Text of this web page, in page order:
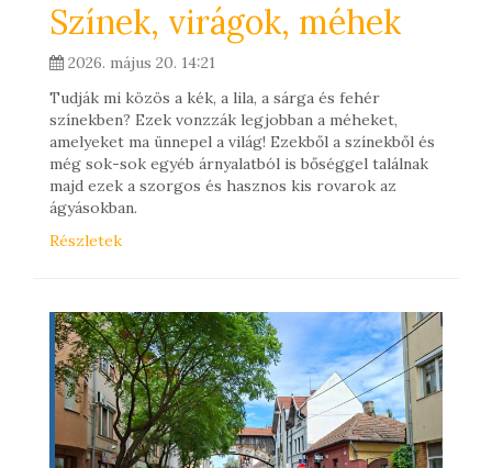
Színek, virágok, méhek
2026. május 20. 14:21
Tudják mi közös a kék, a lila, a sárga és fehér
színekben? Ezek vonzzák legjobban a méheket,
amelyeket ma ünnepel a világ! Ezekből a színekből és
még sok-sok egyéb árnyalatból is bőséggel találnak
majd ezek a szorgos és hasznos kis rovarok az
ágyásokban.
Részletek